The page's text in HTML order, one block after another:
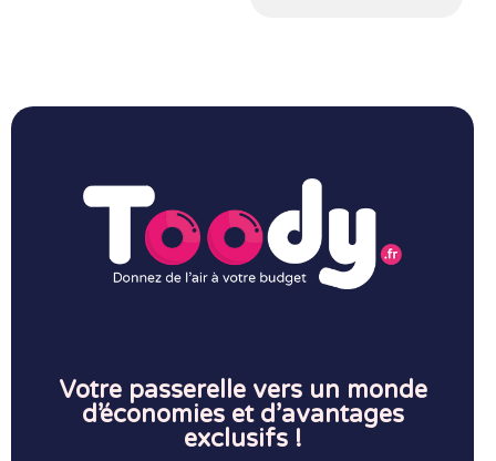
Votre passerelle vers un monde
d’économies et d’avantages
exclusifs !